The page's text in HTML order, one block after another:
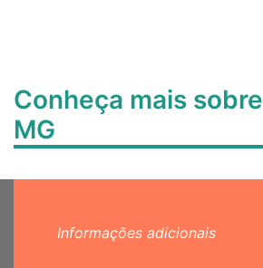
Conheça mais
MG
Informações adicionais